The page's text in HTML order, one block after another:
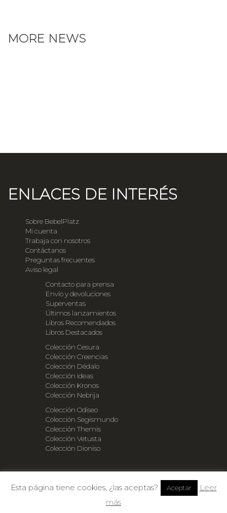
MORE NEWS
ENLACES DE INTERÉS
Sobre BebelPlatz
Mi cuenta
Trabaja con nosotros
Contáctanos
Preguntas frecuentes
Aviso legal
Contacto para prensa
Envío y devoluciones
Superventas
Últimos lanzamientos
Libros Recomendados
Libros Destacados
Colección Cesura
Colección Creencias
Colección Dédalo
Colección Ideas
Colección Kronos
Colección Nebrija
Colección Odiseo
Colección Segismundo
Colección Themis
Colección Vetusta
Colección Dioniso
©Copyright 2018 BebelPlatz
Esta página tiene cookies, ¿las aceptas? Aceptar
Leer
más